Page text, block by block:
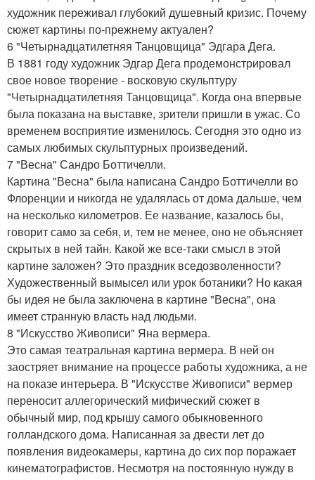
художник переживал глубокий душевный кризис. Почему
сюжет картины по-прежнему актуален?
6 "Четырнадцатилетняя Танцовщица" Эдгара Дега.
В 1881 году художник Эдгар Дега продемонстрировал
свое новое творение - восковую скульптуру
"Четырнадцатилетняя Танцовщица". Когда она впервые
была показана на выставке, зрители пришли в ужас. Со
временем восприятие изменилось. Сегодня это одно из
самых любимых скульптурных произведений.
7 "Весна" Сандро Боттичелли.
Картина "Весна" была написана Сандро Боттичелли во
Флоренции и никогда не удалялась от дома дальше, чем
на несколько километров. Ее название, казалось бы,
говорит само за себя, и, тем не менее, оно не объясняет
скрытых в ней тайн. Какой же все-таки смысл в этой
картине заложен? Это праздник вседозволенности?
Художественный вымысел или урок ботаники? Но какая
бы идея не была заключена в картине "Весна", она
имеет странную власть над людьми.
8 "Искусство Живописи" Яна вермера.
Это самая театральная картина вермера. В ней он
заостряет внимание на процессе работы художника, а не
на показе интерьера. В "Искусстве Живописи" вермер
переносит аллегорический мифический сюжет в
обычный мир, под крышу самого обыкновенного
голландского дома. Написанная за двести лет до
появления видеокамеры, картина до сих пор поражает
кинематографистов. Несмотря на постоянную нужду в